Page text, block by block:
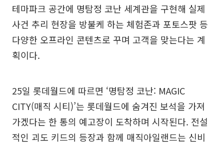
테마파크 공간에 명탐정 코난 세계관을 구현해 실제
사건 추리 현장을 방불케 하는 체험존과 포토스팟 등
다양한 오프라인 콘텐츠로 꾸며 고객을 맞는다는 계
획이다.
25일 롯데월드에 따르면 ‘명탐정 코난: MAGIC
CITY(매직 시티)’는 롯데월드에 숨겨진 보석을 가져
가겠다는 한 통의 예고장이 도착하며 시작된다. 전설
적인 괴도 키드의 등장과 함께 매직아일랜드는 신비